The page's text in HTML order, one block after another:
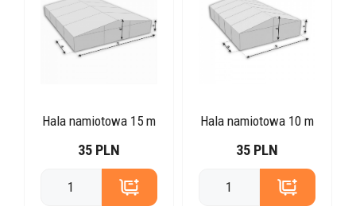
Hala namiotowa 15 m
35 PLN
Hala namiotowa 10 m
35 PLN